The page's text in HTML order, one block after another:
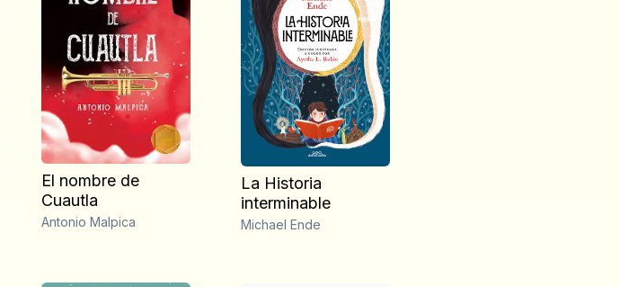
El nombre de
Cuautla
Antonio Malpica
La Historia
interminable
Michael Ende